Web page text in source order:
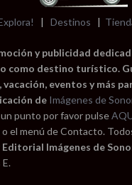
| Destinos |
y publicidad
como destino turístico.
eventos y más
de Imágenes de
punto por favor pulse
el menú de Contacto.
Editorial Imágenes de